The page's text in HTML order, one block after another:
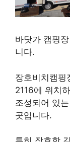
바닷가 캠핑
니다.
장호비치캠핑
2116에 위치
조성되어 있
곳입니다.